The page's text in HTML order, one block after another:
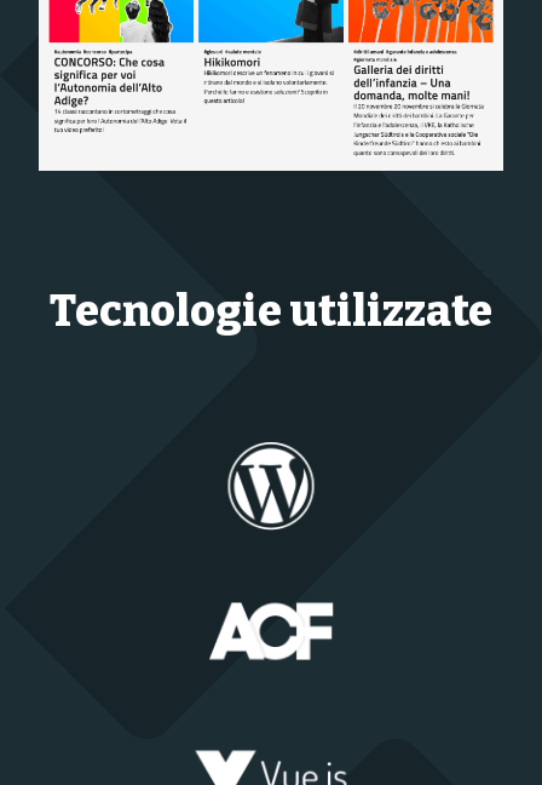
Tecnologie utilizzate